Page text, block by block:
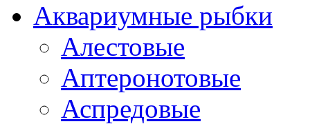
Аквариумные рыбки
Алестовые
Аптеронотовые
Аспредовые